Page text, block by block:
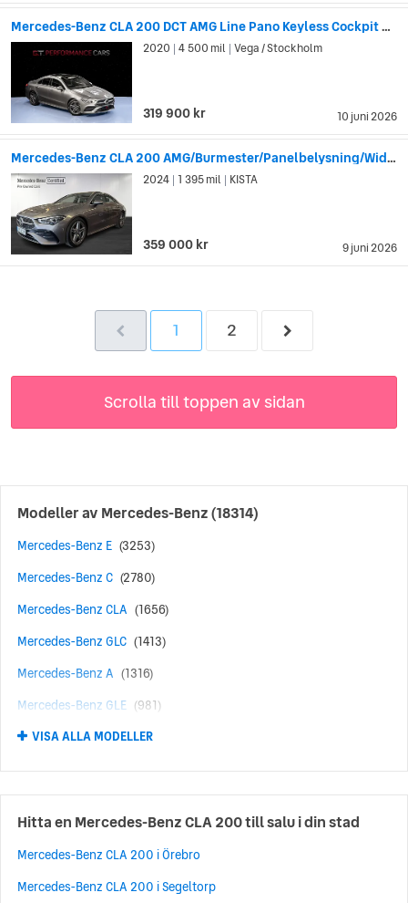
Mercedes-Benz CLA 200 DCT AMG Line Pano Keyless Cockpit Backkamera
10 juni 2026
2020 4 500 mil Vega / Stockholm
319 900 kr
Mercedes-Benz CLA 200 AMG/Burmester/Panelbelysning/Widesc...
9 juni 2026
2024 1 395 mil KISTA
359 000 kr
1 2
Scrolla till toppen av sidan
Modeller av Mercedes-Benz(18314)
Mercedes-Benz E (3253)
Mercedes-Benz C (2780)
Mercedes-Benz CLA (1656)
Mercedes-Benz GLC (1413)
Mercedes-Benz A (1316)
Mercedes-Benz GLE (981)
Mercedes-Benz AMG (616)
Mercedes-Benz B (467)
Mercedes-Benz GLA (424)
Mercedes-Benz GLB (424)
Mercedes-Benz S (409)
Mercedes-Benz V (291)
VISA ALLA MODELLER
Hitta en Mercedes-Benz CLA 200 till salu i din stad
Mercedes-Benz CLA 200 i Örebro
Mercedes-Benz CLA 200 i Segeltorp